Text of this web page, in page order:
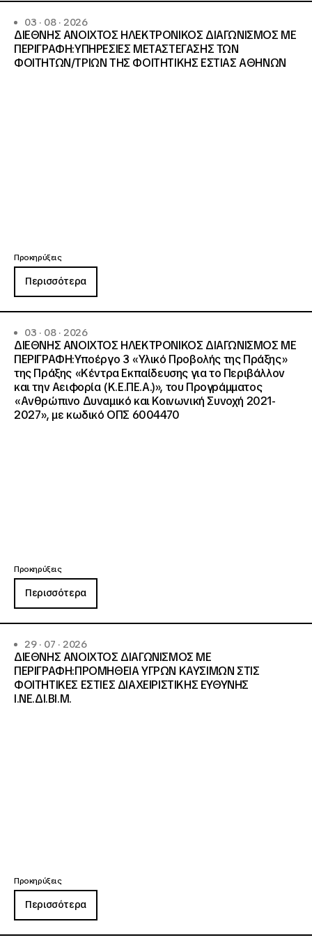
03 · 08 · 2026
ΔΙΕΘΝΗΣ ΑΝΟΙΧΤΟΣ ΗΛΕΚΤΡΟΝΙΚΟΣ ΔΙΑΓΩΝΙΣΜΟΣ ΜΕ
ΠΕΡΙΓΡΑΦΗ:ΥΠΗΡΕΣΙΕΣ METAΣΤΕΓΑΣΗΣ ΤΩΝ
ΦΟΙΤΗΤΩΝ/ΤΡΙΩΝ ΤΗΣ ΦΟΙΤΗΤΙΚΗΣ ΕΣΤΙΑΣ ΑΘΗΝΩΝ
Προκηρύξεις
Περισσότερα
03 · 08 · 2026
ΔΙΕΘΝΗΣ ΑΝΟΙΧΤΟΣ ΗΛΕΚΤΡΟΝΙΚΟΣ ΔΙΑΓΩΝΙΣΜΟΣ ΜΕ
ΠΕΡΙΓΡΑΦΗ:Υποέργο 3 «Υλικό Προβολής της Πράξης»
της Πράξης «Κέντρα Εκπαίδευσης για το Περιβάλλον
και την Αειφορία (Κ.Ε.ΠΕ.Α.)», του Προγράμματος
«Ανθρώπινο Δυναμικό και Κοινωνική Συνοχή 2021-
2027», με κωδικό ΟΠΣ 6004470
Προκηρύξεις
Περισσότερα
29 · 07 · 2026
ΔΙΕΘΝΗΣ ΑΝΟΙΧΤΟΣ ΔΙΑΓΩΝΙΣΜΟΣ ΜΕ
ΠΕΡΙΓΡΑΦΗ:ΠΡΟΜΗΘΕΙΑ ΥΓΡΩΝ ΚΑΥΣΙΜΩΝ ΣΤΙΣ
ΦΟΙΤΗΤΙΚΕΣ ΕΣΤΙΕΣ ΔΙΑΧΕΙΡΙΣΤΙΚΗΣ ΕΥΘΥΝΗΣ
Ι.ΝΕ.ΔΙ.ΒΙ.Μ.
Προκηρύξεις
Περισσότερα